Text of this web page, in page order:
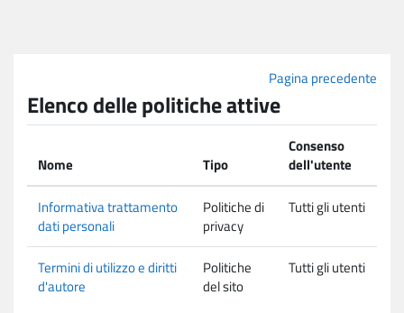
Pagina precedente
Elenco delle politiche attive
Nome Tipo
Consenso
dell'utente
Informativa trattamento
dati personali
Politiche di
privacy
Tutti gli utenti
Termini di utilizzo e diritti
d'autore
Politiche
del sito
Tutti gli utenti